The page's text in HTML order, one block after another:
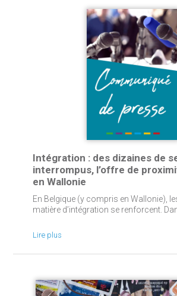
Intégration : des dizaines de
interrompus, l’offre de
en Wallonie
En Belgique (y compris en Wallonie),
matière d’intégration se renforcent.
Lire plus